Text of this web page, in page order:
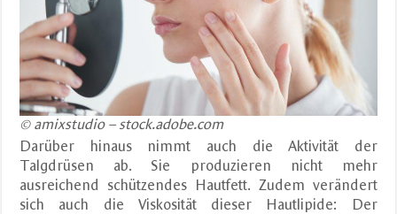
© amixstudio – stock.adobe.com
Darüber hinaus nimmt auch die Aktivität der
Talgdrüsen ab. Sie produzieren nicht mehr
ausreichend schützendes Hautfett. Zudem verändert
sich auch die Viskosität dieser Hautlipide: Der